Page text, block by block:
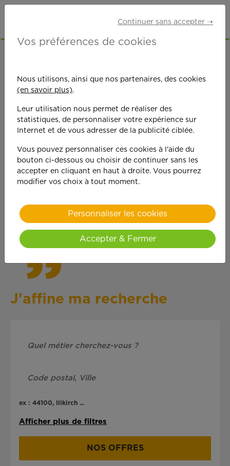
On est toujours plus
performant
quand on y met du
cœur !
J'affine ma recherche
ex : 44100, Illkirch ...
Afficher plus de filtres
NOS OFFRES
Continuer sans accepter ➝
Vos préférences de cookies
Nous utilisons, ainsi que nos partenaires, des cookies
(en savoir plus).
Leur utilisation nous permet de réaliser des
statistiques, de personnaliser votre expérience sur
Internet et de vous adresser de la publicité ciblée.
Vous pouvez personnaliser ces cookies à l'aide du
bouton ci-dessous ou choisir de continuer sans les
accepter en cliquant en haut à droite. Vous pourrez
modifier vos choix à tout moment.
Personnaliser les cookies
Accepter & Fermer